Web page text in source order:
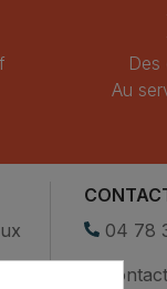
Des
Au
04 78